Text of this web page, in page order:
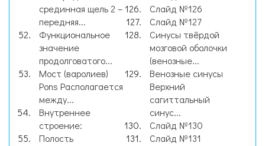
срединная щель 2 –
передняя...
Функциональное
значение
продолговатого...
Мост (варолиев)
Pons Располагается
между...
Внутреннее
строение:
Полость
Слайд №126
Слайд №127
Синусы твёрдой
мозговой оболочки
(венозные...
Венозные синусы
Верхний
сагиттальный
синус...
Слайд №130
Слайд №131